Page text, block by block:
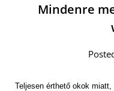
Mindenre
Teljesen érthető okok